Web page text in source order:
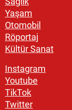
Yaşam
Otomobil
Röportaj
Kültür Sanat
Instagram
Youtube
TikTok
Twitter